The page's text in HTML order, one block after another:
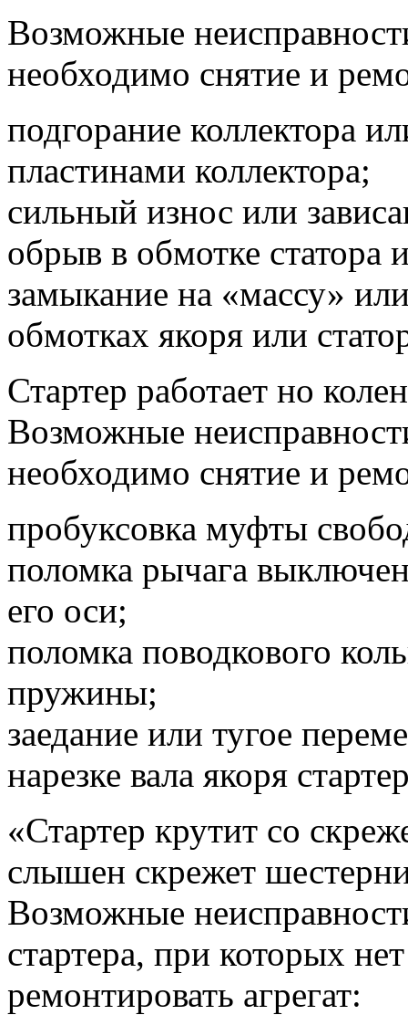
Возможные
необходимо снятие и
подгорание коллектора
пластинами коллектора;
сильный износ или
обрыв в обмотке статора
замыкание на «массу»
обмотках якоря или
Стартер работает но
Возможные
необходимо снятие и
пробуксовка муфты
поломка рычага
его оси;
поломка поводкового
пружины;
заедание или тугое
нарезке вала якоря
«Стартер крутит со
слышен скрежет
Возможные
стартера, при которых
ремонтировать агрегат: